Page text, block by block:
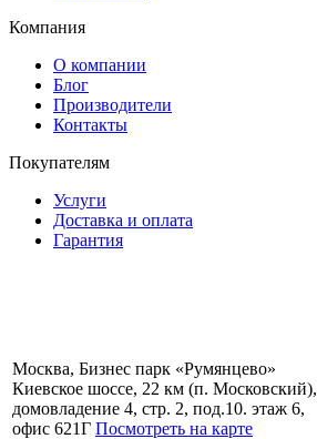
Компания
О компании
Блог
Производители
Контакты
Покупателям
Услуги
Доставка и оплата
Гарантия
Москва, Бизнес парк «Румянцево»
Киевское шоссе, 22 км (п. Московский),
домовладение 4, стр. 2, под.10. этаж 6,
офис 621Г Посмотреть на карте